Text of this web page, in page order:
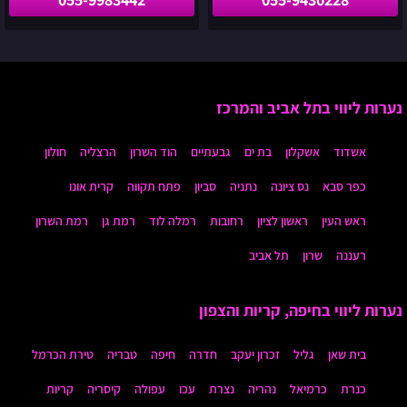
נערות ליווי בתל אביב והמרכז
אשדוד אשקלון בת ים גבעתיים הוד השרון הרצליה חולון
כפר סבא נס ציונה נתניה סביון פתח תקווה קרית אונו
ראש העין ראשון לציון רחובות רמלה לוד רמת גן רמת השרון
רעננה שרון תל אביב
נערות ליווי בחיפה, קריות והצפון
בית שאן גליל זכרון יעקב חדרה חיפה טבריה טירת הכרמל
כנרת כרמיאל נהריה נצרת עכו עפולה קיסריה קריות